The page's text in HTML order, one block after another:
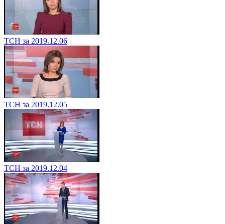
ТСН за 2019.12.06
ТСН за 2019.12.05
ТСН за 2019.12.04